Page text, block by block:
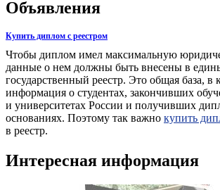
Объявления
Купить диплом с реестром
Чтобы диплом имел максимальную
данные о нем должны быть внесены в
государственный реестр. Это общая база, в
информация о студентах, закончивших
и университетах России и получивших
основаниях. Поэтому так важно купить
в реестр.
Интересная информация